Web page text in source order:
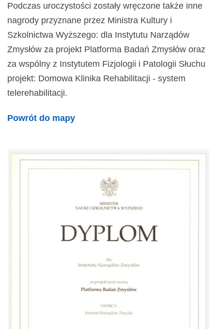
Podczas uroczystości zostały wręczone także inne
nagrody przyznane przez Ministra Kultury i
Szkolnictwa Wyższego: dla Instytutu Narządów
Zmysłów za projekt Platforma Badań Zmysłów oraz
za wspólny z Instytutem Fizjologii i Patologii Słuchu
projekt: Domowa Klinika Rehabilitacji - system
telerehabilitacji.
Powrót do mapy